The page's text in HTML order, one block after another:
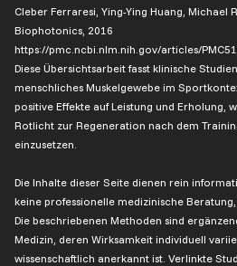
Cleber Ferraresi, Ying-Ying Huang, Michael
Biophotonics, 2016
https://pmc.ncbi.nlm.nih.gov/articles/
Diese Übersichtsarbeit fasst klinische
menschliches Muskelgewebe im
positive Effekte auf Leistung und Erholung,
Rotlicht zur Regeneration nach dem
einzusetzen.
Die Inhalte dieser Seite dienen rein
keine professionelle medizinische
Die beschriebenen Methoden sind
Medizin, deren Wirksamkeit individuell
wissenschaftlich anerkannt ist. Verlinkte